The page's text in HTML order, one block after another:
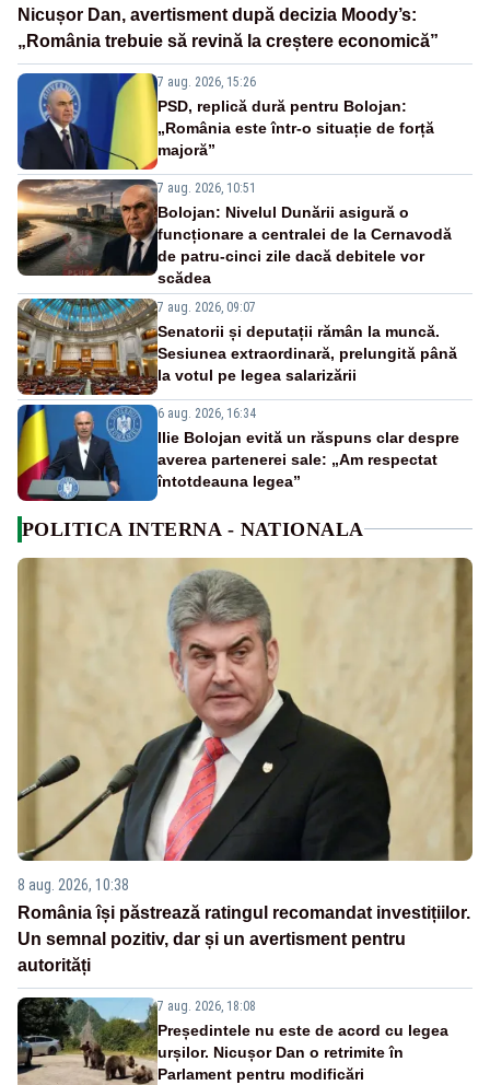
Nicușor Dan, avertisment după decizia Moody’s:
„România trebuie să revină la creștere economică”
7 aug. 2026, 15:26
PSD, replică dură pentru Bolojan:
„România este într-o situație de forță
majoră”
7 aug. 2026, 10:51
Bolojan: Nivelul Dunării asigură o
funcționare a centralei de la Cernavodă
de patru-cinci zile dacă debitele vor
scădea
7 aug. 2026, 09:07
Senatorii și deputații rămân la muncă.
Sesiunea extraordinară, prelungită până
la votul pe legea salarizării
6 aug. 2026, 16:34
Ilie Bolojan evită un răspuns clar despre
averea partenerei sale: „Am respectat
întotdeauna legea”
POLITICA INTERNA - NATIONALA
8 aug. 2026, 10:38
România își păstrează ratingul recomandat investițiilor.
Un semnal pozitiv, dar și un avertisment pentru
autorități
7 aug. 2026, 18:08
Președintele nu este de acord cu legea
urșilor. Nicușor Dan o retrimite în
Parlament pentru modificări